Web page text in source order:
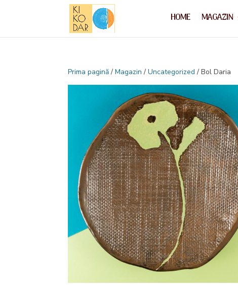
HOME MAGAZIN
Prima pagină /Magazin /Uncategorized / Bol Daria